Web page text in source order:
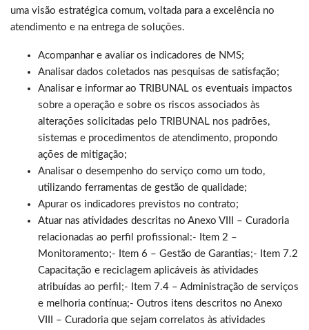
uma visão estratégica comum, voltada para a excelência no
atendimento e na entrega de soluções.
Acompanhar e avaliar os indicadores de NMS;
Analisar dados coletados nas pesquisas de satisfação;
Analisar e informar ao TRIBUNAL os eventuais impactos
sobre a operação e sobre os riscos associados às
alterações solicitadas pelo TRIBUNAL nos padrões,
sistemas e procedimentos de atendimento, propondo
ações de mitigação;
Analisar o desempenho do serviço como um todo,
utilizando ferramentas de gestão de qualidade;
Apurar os indicadores previstos no contrato;
Atuar nas atividades descritas no Anexo VIII – Curadoria
relacionadas ao perfil profissional:- Item 2 –
Monitoramento;- Item 6 – Gestão de Garantias;- Item 7.2
Capacitação e reciclagem aplicáveis às atividades
atribuídas ao perfil;- Item 7.4 – Administração de serviços
e melhoria contínua;- Outros itens descritos no Anexo
VIII – Curadoria que sejam correlatos às atividades